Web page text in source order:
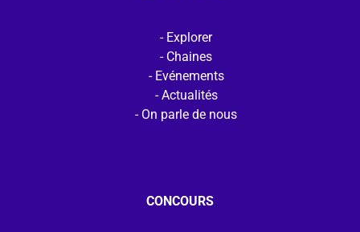
Explorer
Chaines
Evénements
Actualités
On parle de nous
CONCOURS